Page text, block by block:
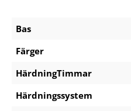
Bas
Färger
HärdningTimmar
Härdningssystem